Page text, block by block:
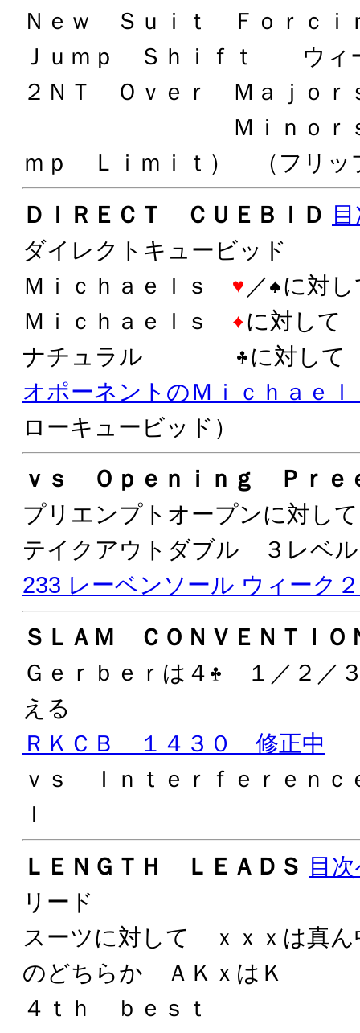
Ｎｅｗ Ｓｕｉｔ Ｆｏｒｃ
Ｊｕｍｐ Ｓｈｉｆｔ ウィ
２ＮＴ Ｏｖｅｒ Ｍａｊｏ
Ｍｉｎｏｒｓ Ｗ
ｍｐ Ｌｉｍｉｔ） （フリッ
ＤＩＲＥＣＴ ＣＵＥＢＩＤ
ダイレクトキュービッド
Ｍｉｃｈａｅｌｓ
／
に対
Ｍｉｃｈａｅｌｓ
に対して
ナチュラル
に対して
オポーネントのＭｉｃｈａｅ
ローキュービッド）
ｖｓ Ｏｐｅｎｉｎｇ Ｐｒｅ
プリエンプトオープンに対して
テイクアウトダブル ３レベ
233 レーベンソール ウィーク
ＳＬＡＭ ＣＯＮＶＥＮＴＩＯ
Ｇｅｒｂｅｒは４
１／２／
える
ＲＫＣＢ １４３０ 修正中
ｖｓ Ｉｎｔｅｒｆｅｒｅｎ
Ｉ
ＬＥＮＧＴＨ ＬＥＡＤＳ 目
リード
スーツに対して ｘｘｘは真
のどちらか ＡＫｘはＫ
４ｔｈ ｂｅｓｔ